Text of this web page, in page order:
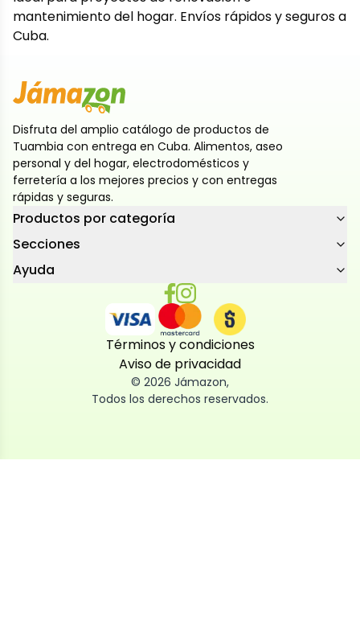
mantenimiento del hogar. Envíos rápidos y seguros a
Cuba.
Disfruta del amplio catálogo de productos de
Tuambia con entrega en Cuba. Alimentos, aseo
personal y del hogar, electrodomésticos y
ferretería a los mejores precios y con entregas
rápidas y seguras.
Productos por categoría
Secciones
Ayuda
Términos y condiciones
Aviso de privacidad
© 2026 Jámazon,
Todos los derechos reservados.